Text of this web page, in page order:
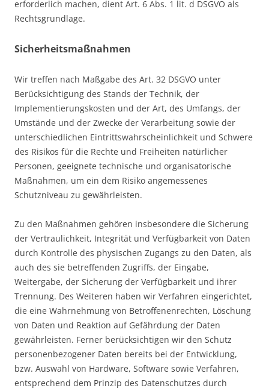
erforderlich machen, dient Art. 6 Abs. 1 lit. d DSGVO als
Rechtsgrundlage.
Sicherheitsmaßnahmen
Wir treffen nach Maßgabe des Art. 32 DSGVO unter
Berücksichtigung des Stands der Technik, der
Implementierungskosten und der Art, des Umfangs, der
Umstände und der Zwecke der Verarbeitung sowie der
unterschiedlichen Eintrittswahrscheinlichkeit und Schwere
des Risikos für die Rechte und Freiheiten natürlicher
Personen, geeignete technische und organisatorische
Maßnahmen, um ein dem Risiko angemessenes
Schutzniveau zu gewährleisten.
Zu den Maßnahmen gehören insbesondere die Sicherung
der Vertraulichkeit, Integrität und Verfügbarkeit von Daten
durch Kontrolle des physischen Zugangs zu den Daten, als
auch des sie betreffenden Zugriffs, der Eingabe,
Weitergabe, der Sicherung der Verfügbarkeit und ihrer
Trennung. Des Weiteren haben wir Verfahren eingerichtet,
die eine Wahrnehmung von Betroffenenrechten, Löschung
von Daten und Reaktion auf Gefährdung der Daten
gewährleisten. Ferner berücksichtigen wir den Schutz
personenbezogener Daten bereits bei der Entwicklung,
bzw. Auswahl von Hardware, Software sowie Verfahren,
entsprechend dem Prinzip des Datenschutzes durch